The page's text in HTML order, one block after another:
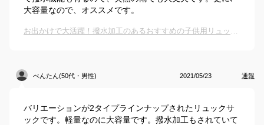
大容量なので、オススメです。
お出かけで大活躍！撥水加工のあるおすすめの子供用リュックは？
べんたん(50代・男性) 2021/05/23 通報
バリエーションが2タイプラインナップされたリュックサ
ックです。軽量なのに大容量です。撥水加工もされていて